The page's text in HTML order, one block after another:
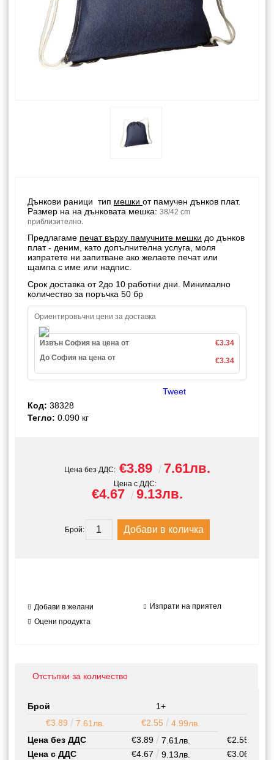
Дънкови раници тип мешки от памучен дънков плат.
Размер на на дънковата мешка: 38/42 cm
приблизително
Предлагаме печат върху памучните мешки до дънков
плат - деним, като допълнителна услуга, моля
изпратете ни запитване ако желаете печат или
щампа с име или надпис.
Срок доставка от 2до 10 работни дни. Минимално
количество за поръчка 50 бр
Ориентировъчни цени за доставка
Извън София на цена от
€3.34
До София на цена от
€3.34
Tweet
Код: 38328
Тегло: 0.090 кг
Цена без ДДС: €3.89 7.61лв.
Цена с ДДС:
€4.67 9.13лв.
Брой:
Добави в желани
Изпрати на приятел
Оцени продукта
Отстъпки за количество
Брой 1+
€3.89
7.61лв. €2.55
4.99лв.
Цена без ДДС
€3.89 7.61лв. €2.55
Цена с ДДС
€4.67 9.13лв. €3.06